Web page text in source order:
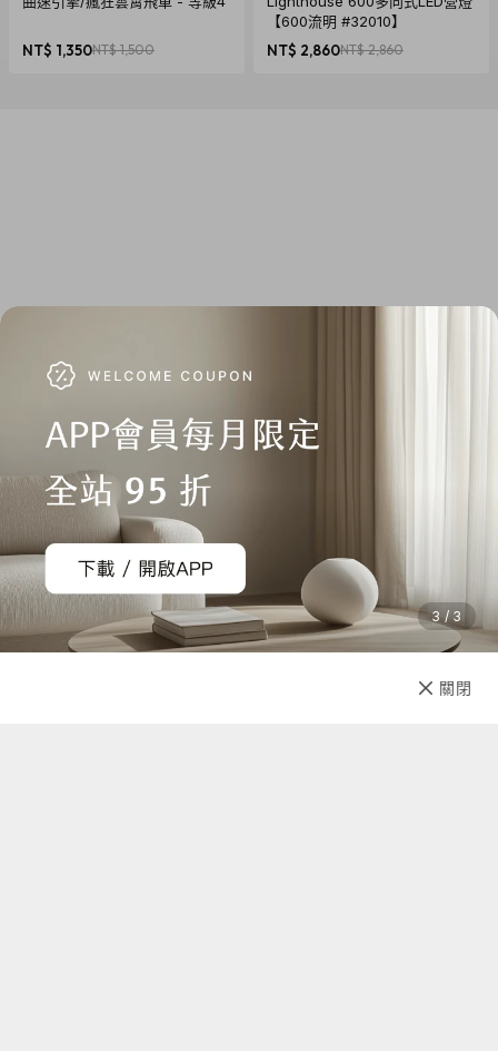
NT$ 1,350NT$ 1,500
【600流明 #32010】
NT$ 2,860NT$ 2,860
直接購買
3 / 3
關閉